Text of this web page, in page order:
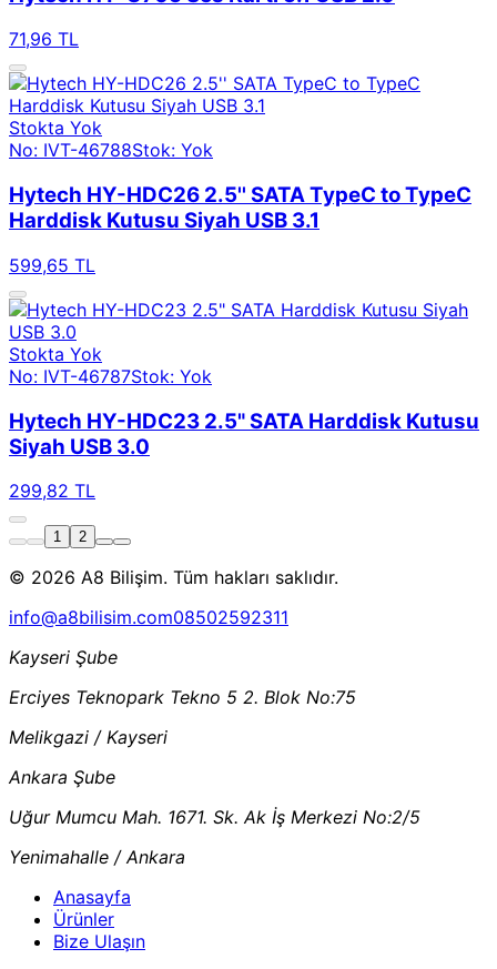
71,96 TL
Stokta Yok
No: IVT-46788Stok: Yok
Hytech HY-HDC26 2.5'' SATA TypeC to TypeC
Harddisk Kutusu Siyah USB 3.1
599,65 TL
Stokta Yok
No: IVT-46787Stok: Yok
Hytech HY-HDC23 2.5" SATA Harddisk Kutusu
Siyah USB 3.0
299,82 TL
1 2
© 2026 A8 Bilişim. Tüm hakları saklıdır.
info@a8bilisim.com08502592311
Kayseri Şube
Erciyes Teknopark Tekno 5 2. Blok No:75
Melikgazi / Kayseri
Ankara Şube
Uğur Mumcu Mah. 1671. Sk. Ak İş Merkezi No:2/5
Yenimahalle / Ankara
Anasayfa
Ürünler
Bize Ulaşın